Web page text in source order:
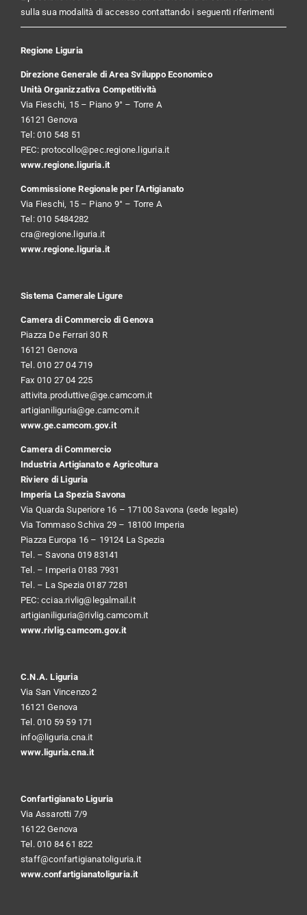
sulla sua modalità di accesso contattando i seguenti riferimenti
Regione Liguria
Direzione Generale di Area Sviluppo Economico
Unità Organizzativa Competitività
Via Fieschi, 15 – Piano 9° – Torre A
16121 Genova
Tel: 010 548 51
PEC: protocollo@pec.regione.liguria.it
www.regione.liguria.it
Commissione Regionale per l’Artigianato
Via Fieschi, 15 – Piano 9° – Torre A
Tel: 010 5484282
cra@regione.liguria.it
www.regione.liguria.it
Sistema Camerale Ligure
Camera di Commercio di Genova
Piazza De Ferrari 30 R
16121 Genova
Tel. 010 27 04 719
Fax 010 27 04 225
attivita.produttive@ge.camcom.it
artigianiliguria@ge.camcom.it
www.ge.camcom.gov.it
Camera di Commercio
Industria Artigianato e Agricoltura
Riviere di Liguria
Imperia La Spezia Savona
Via Quarda Superiore 16 – 17100 Savona (sede legale)
Via Tommaso Schiva 29 – 18100 Imperia
Piazza Europa 16 – 19124 La Spezia
Tel. – Savona 019 83141
Tel. – Imperia 0183 7931
Tel. – La Spezia 0187 7281
PEC: cciaa.rivlig@legalmail.it
artigianiliguria@rivlig.camcom.it
www.rivlig.camcom.gov.it
C.N.A. Liguria
Via San Vincenzo 2
16121 Genova
Tel. 010 59 59 171
info@liguria.cna.it
www.liguria.cna.it
Confartigianato Liguria
Via Assarotti 7/9
16122 Genova
Tel. 010 84 61 822
staff@confartigianatoliguria.it
www.confartigianatoliguria.it